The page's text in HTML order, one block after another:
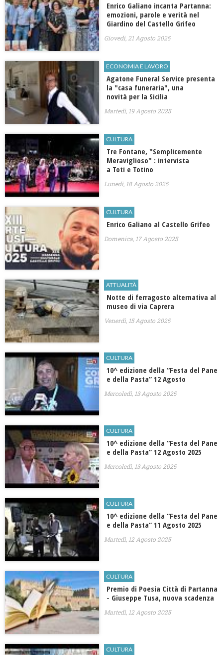
Enrico Galiano incanta Partanna:
emozioni, parole e verità nel
Giardino del Castello Grifeo
Giovedì, 21 Agosto 2025
ECONOMIA E LAVORO
Agatone Funeral Service presenta
la "casa funeraria", una
novità per la Sicilia
Martedì, 19 Agosto 2025
CULTURA
Tre Fontane, "Semplicemente
Meraviglioso" : intervista
a Toti e Totino
Lunedì, 18 Agosto 2025
CULTURA
​Enrico Galiano al Castello Grifeo
Domenica, 17 Agosto 2025
ATTUALITÀ
Notte di ferragosto alternativa al
museo di via Caprera
Venerdì, 15 Agosto 2025
CULTURA
10^ edizione della “Festa del Pane
e della Pasta” 12 Agosto
Mercoledì, 13 Agosto 2025
CULTURA
10^ edizione della “Festa del Pane
e della Pasta” 12 Agosto 2025
Mercoledì, 13 Agosto 2025
CULTURA
10^ edizione della “Festa del Pane
e della Pasta” 11 Agosto 2025
Martedì, 12 Agosto 2025
CULTURA
Premio di Poesia Città di Partanna
- Giuseppe Tusa, nuova scadenza
Martedì, 12 Agosto 2025
CULTURA